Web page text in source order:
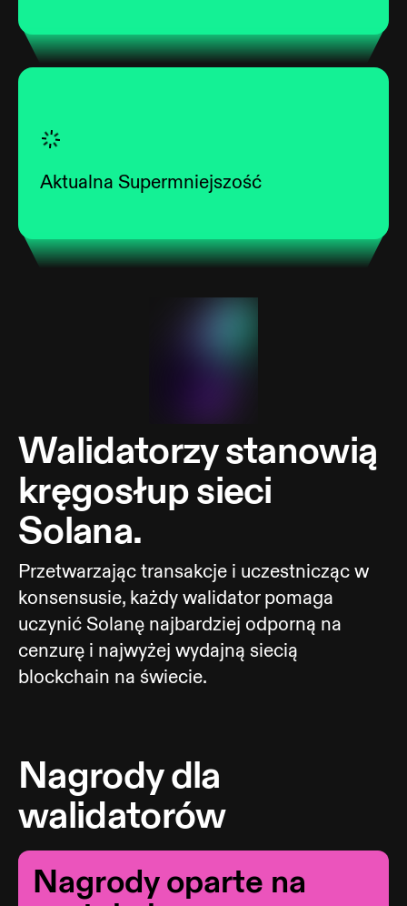
Aktualna Supermniejszość
Walidatorzy stanowią
kręgosłup sieci
Solana.
Przetwarzając transakcje i uczestnicząc w
konsensusie, każdy walidator pomaga
uczynić Solanę najbardziej odporną na
cenzurę i najwyżej wydajną siecią
blockchain na świecie.
Nagrody dla
walidatorów
Nagrody oparte na